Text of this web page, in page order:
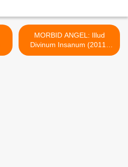
MORBID ANGEL: Illud
Divinum Insanum (2011)
Death-metal >